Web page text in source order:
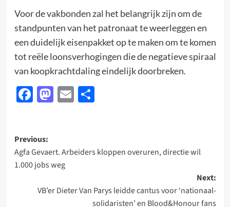
Voor de vakbonden zal het belangrijk zijn om de
standpunten van het patronaat te weerleggen en
een duidelijk eisenpakket op te maken om te komen
tot reële loonsverhogingen die de negatieve spiraal
van koopkrachtdaling eindelijk doorbreken.
Facebook
Mastodon
EmailDelen
Post
navigation
Previous:
Agfa Gevaert. Arbeiders kloppen overuren, directie wil
1.000 jobs weg
Next:
VB’er Dieter Van Parys leidde cantus voor ‘nationaal-
solidaristen’ en Blood&Honour fans